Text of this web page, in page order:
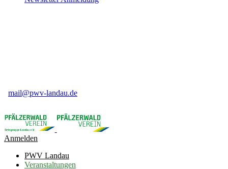
mail@pwv-landau.de
Anmelden
PWV Landau
Veranstaltungen